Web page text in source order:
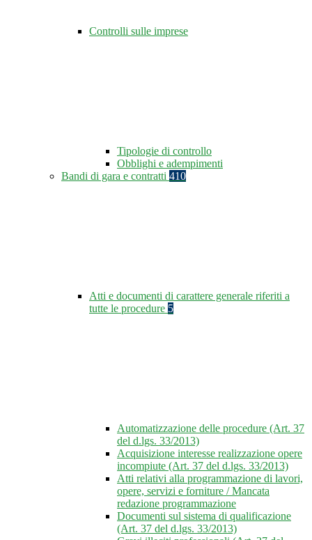
Controlli sulle imprese
Tipologie di controllo
Obblighi e adempimenti
Bandi di gara e contratti 410
Atti e documenti di carattere generale riferiti a
tutte le procedure 5
Automatizzazione delle procedure (Art. 37
del d.lgs. 33/2013)
Acquisizione interesse realizzazione opere
incompiute (Art. 37 del d.lgs. 33/2013)
Atti relativi alla programmazione di lavori,
opere, servizi e forniture / Mancata
redazione programmazione
Documenti sul sistema di qualificazione
(Art. 37 del d.lgs. 33/2013)